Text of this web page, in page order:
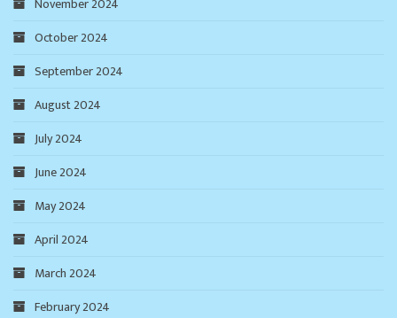
October 2024
September 2024
August 2024
July 2024
June 2024
May 2024
April 2024
March 2024
February 2024